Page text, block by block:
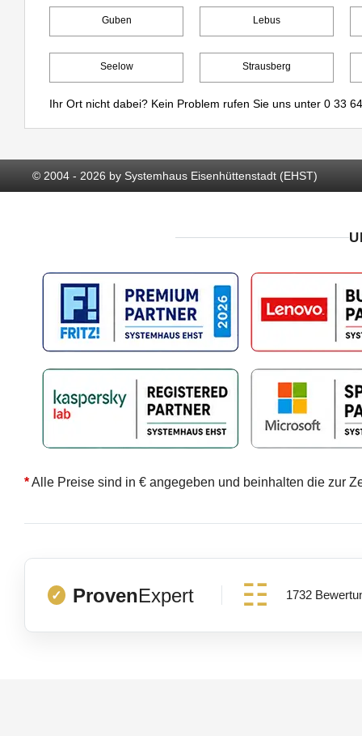
Guben Lebus
Seelow Strausberg
Ihr Ort nicht dabei? Kein Problem rufen Sie uns unter 0 33
© 2004 - 2026 by Systemhaus Eisenhüttenstadt (EHST)
*Alle Preise sind in € angegeben und beinhalten die zur
✓ ProvenExpert 1732